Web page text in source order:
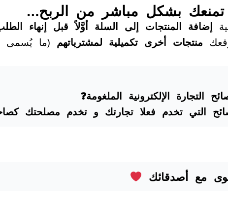
تمنعك بشكل مباشر من الربح…
إضافة المنتجات إلى السلة أوَّلاً قبل إنهاء
منتجات أخرى تكميلية لمشترياتهم (ما يُسمى
الإلكترونية الملغومة❓
التي تخدم فعلا تجارتك و تخدم مصلحتك
مع أصدقائك